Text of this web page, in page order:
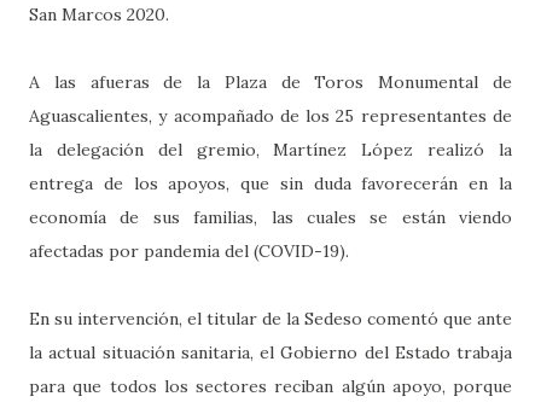
San Marcos 2020.
A las afueras de la Plaza de Toros Monumental de
Aguascalientes, y acompañado de los 25 representantes de
la delegación del gremio, Martínez López realizó la
entrega de los apoyos, que sin duda favorecerán en la
economía de sus familias, las cuales se están viendo
afectadas por pandemia del (COVID-19).
En su intervención, el titular de la Sedeso comentó que ante
la actual situación sanitaria, el Gobierno del Estado trabaja
para que todos los sectores reciban algún apoyo, porque